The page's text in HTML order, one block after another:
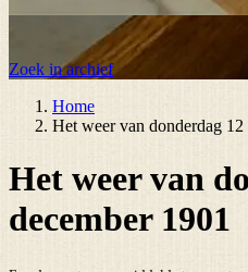
Zoek in archief
Home
Het weer van donderdag 12
Het weer van
december 1901